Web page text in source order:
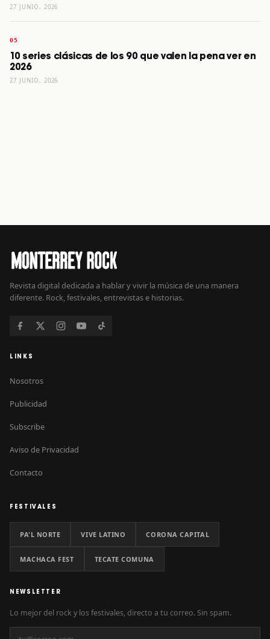
27 JUNIO, 2026
10 series clásicas de los 90 que valen la pena ver en
2026
27 JUNIO, 2026
Revista digital dedicada a hablar y vivir la música de una manera
diferente. Rock, festivales, entrevistas e historias.
LINKS
Nosotros
Publicidad
Subscribe
Aviso de Privacidad
Contacto
FESTIVALES
PA'L NORTE VIVE LATINO CORONA CAPITAL
MACHACA FEST TECATE COMUNA
NEWSLETTER
Lo mejor del rock y los festivales, directo a tu correo. Sin spam.